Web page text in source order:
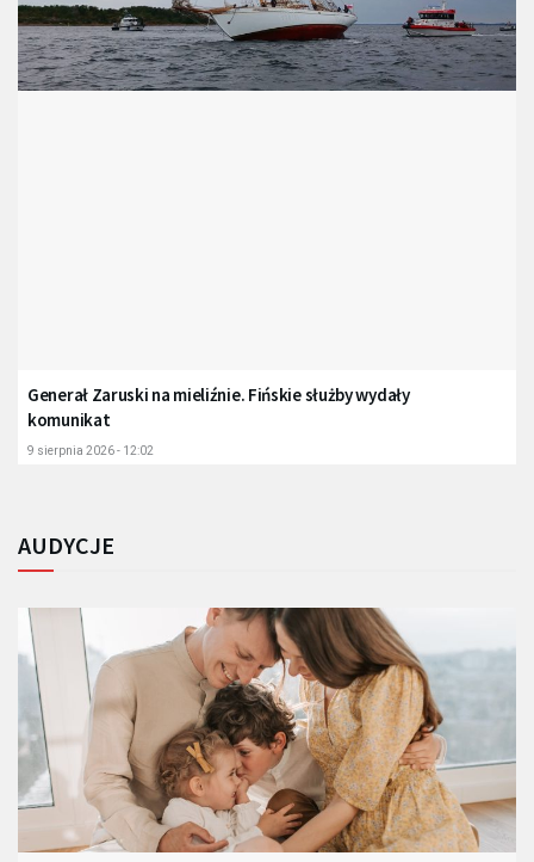
Generał Zaruski na mieliźnie. Fińskie służby wydały
komunikat
9 sierpnia 2026 - 12:02
AUDYCJE